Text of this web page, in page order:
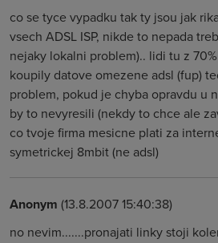
co se tyce vypadku tak ty jsou jak
vsech ADSL ISP, nikde to nepada
nejaky lokalni problem).. lidi tu z
koupily datove omezene adsl (fup)
problem, pokud je chyba opravdu u
by to nevyresili (nekdy to chce ale
co tvoje firma mesicne plati za
symetrickej 8mbit (ne adsl)
Anonym (13.8.2007 15:40:38)
no nevim.......pronajati linky stoji